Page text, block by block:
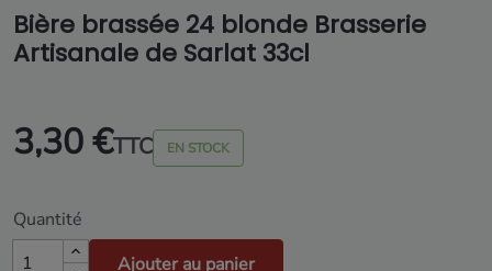
Bière brassée 24 blonde Brasserie
Artisanale de Sarlat 33cl
3,30 €TTC EN STOCK
Quantité
Ajouter au panier